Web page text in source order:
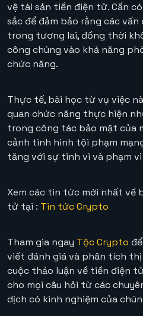
vệ tài sản tiền điện tử. Cần
sắc để đảm bảo rằng các
trong tương lai, đồng thời
công chúng vào khả năng
chức năng.
Thực tế, bài học từ vụ việc
quan chức năng thực hiện
trong công tác bảo mật của
cảnh tình hình tội phạm
tăng với sự tinh vi và phạm
Xem các tin tức mới nhất về
tử tại : Tin tức Crypto
Tham gia ngay Tộc Crypto
viết đánh giá và phân tích
cuộc thảo luận về tiền điện
cho mọi câu hỏi từ các
dịch có kinh nghiệm của